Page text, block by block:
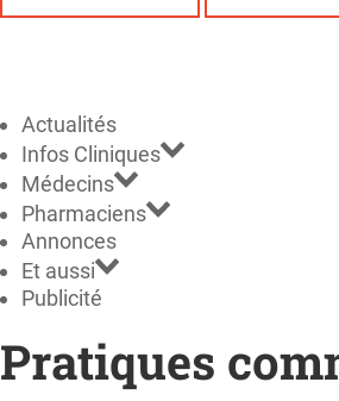
Actualités
Infos Cliniques
Médecins
Pharmaciens
Annonces
Et aussi
Publicité
Pratiques